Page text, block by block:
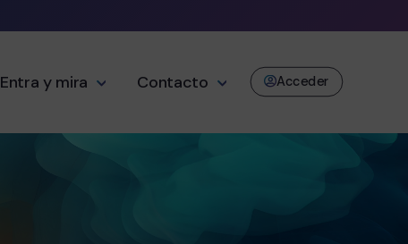
Entra y mira Contacto Acceder